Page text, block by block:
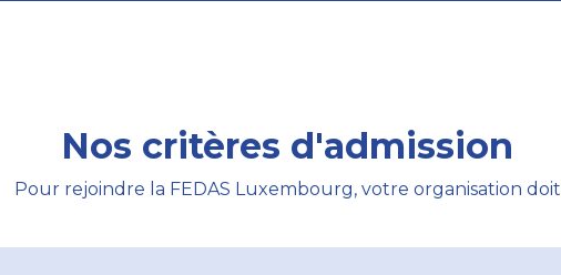
Nos critères d'admission
Pour rejoindre la FEDAS Luxembourg, votre organisation doit